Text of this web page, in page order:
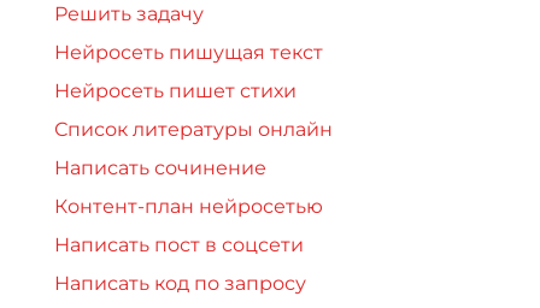
Решить задачу
Нейросеть пишущая текст
Нейросеть пишет стихи
Список литературы онлайн
Написать сочинение
Контент-план нейросетью
Написать пост в соцсети
Написать код по запросу